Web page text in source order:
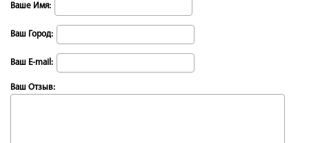
Ваше Имя:
Ваш Город:
Ваш E-mail:
Ваш Отзыв: